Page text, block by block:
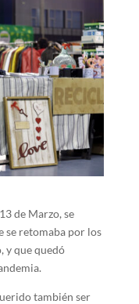
de Marzo, se
se retomaba por los
y que quedó
también ser